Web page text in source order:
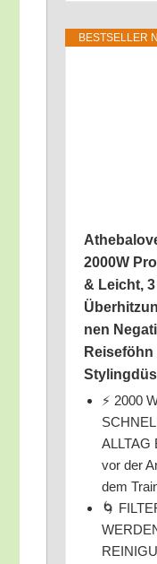
BEST­SEL­LER
2000W
& Leicht,
nen
⚡ 2000
ALLTAG
vor der
dem
🌀